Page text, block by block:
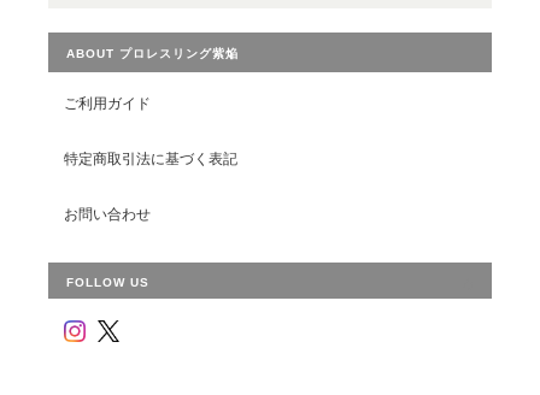
ABOUT プロレスリング紫焔
ご利用ガイド
特定商取引法に基づく表記
お問い合わせ
FOLLOW US